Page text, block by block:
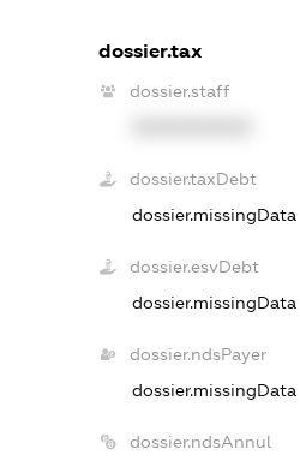
dossier.tax
dossier.staff
dossier.taxDebt
dossier.missingData
dossier.esvDebt
dossier.missingData
dossier.ndsPayer
dossier.missingData
dossier.ndsAnnul